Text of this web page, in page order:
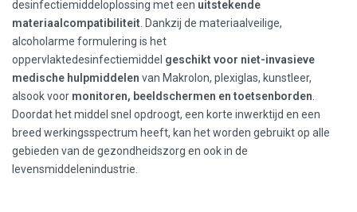
desinfectiemiddeloplossing met een uitstekende
materiaalcompatibiliteit . Dankzij de materiaalveilige,
alcoholarme formulering is het
oppervlaktedesinfectiemiddel geschikt voor niet-invasieve
medische hulpmiddelen van Makrolon, plexiglas, kunstleer,
alsook voor monitoren, beeldschermen en toetsenborden
Doordat het middel snel opdroogt, een korte inwerktijd en een
breed werkingsspectrum heeft, kan het worden gebruikt op alle
gebieden van de gezondheidszorg en ook in de
levensmiddelenindustrie.